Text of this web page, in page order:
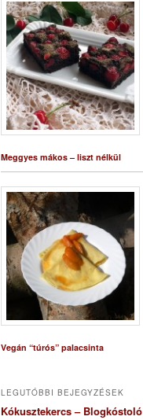
Meggyes mákos – liszt nélkül
Vegán “túrós” palacsinta
LEGUTÓBBI BEJEGYZÉSEK
Kókusztekercs – Blogkóstoló